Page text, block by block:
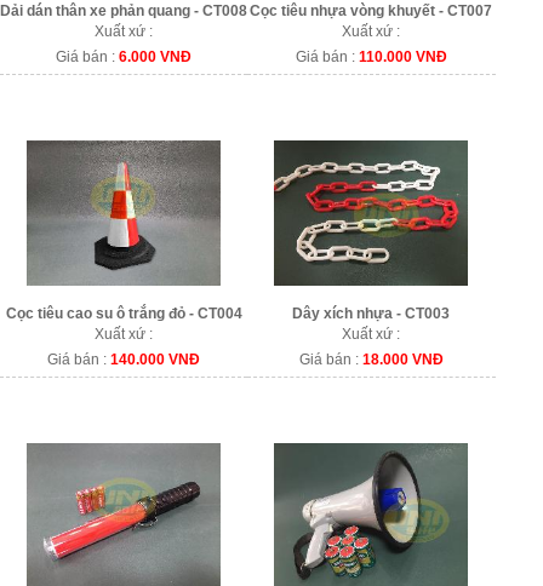
Dải dán thân xe phản quang - CT008
Xuất xứ :
Giá bán :6.000 VNĐ
Cọc tiêu nhựa vòng khuyết - CT007
Xuất xứ :
Giá bán : 110.000 VNĐ
Cọc tiêu cao su ô trắng đỏ - CT004
Xuất xứ :
Giá bán :140.000 VNĐ
Dây xích nhựa - CT003
Xuất xứ :
Giá bán : 18.000 VNĐ